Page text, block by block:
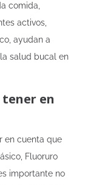
comida,
activos,
ayudan a
salud bucal en
tener en
en cuenta que
Fluoruro
importante no